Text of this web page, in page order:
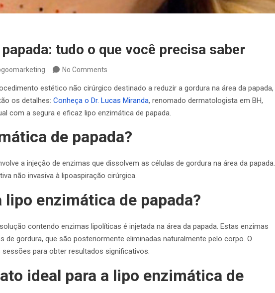
tudo o que você precisa saber
No Comments
estético não cirúrgico destinado a reduzir a gordura na área da papada,
os detalhes: Conheça o Dr. Lucas Miranda, renomado dermatologista em BH,
com a segura e eficaz lipo enzimática de papada.
de papada?
a injeção de enzimas que dissolvem as células de gordura na área da papada.
não invasiva à lipoaspiração cirúrgica.
enzimática de papada?
contendo enzimas lipolíticas é injetada na área da papada. Estas enzimas
de gordura, que são posteriormente eliminadas naturalmente pelo corpo. O
para obter resultados significativos.
ideal para a lipo enzimática de